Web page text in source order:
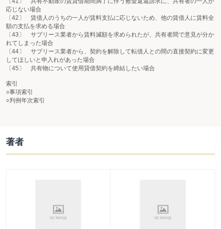
応じない場合
〔42〕 賃借人のうちの一人が賃料支払に応じないため、他の賃借人に賃料全
額の支払を求める場合
〔43〕 サブリース業者から賃料減額を求められたが、共有者間で意見が分か
れてしまった場合
〔44〕 サブリース業者から、契約を解除して転借人との間の直接契約に変更
してほしいと申入れがあった場合
〔45〕 共有物について使用貸借契約を締結したい場合
索引
○事項索引
○判例年次索引
著者